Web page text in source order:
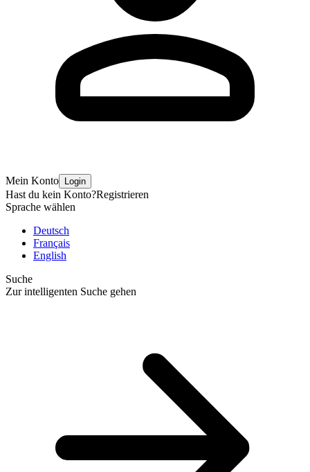
Mein Konto Login
Hast du kein Konto?Registrieren
Sprache wählen
Deutsch
Français
English
Suche
Zur intelligenten Suche gehen